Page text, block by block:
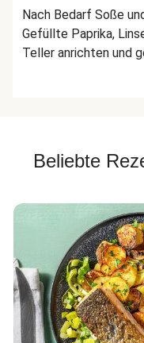
Nach Bedarf Soße
Gefüllte Paprika,
Teller anrichten und
Beliebte